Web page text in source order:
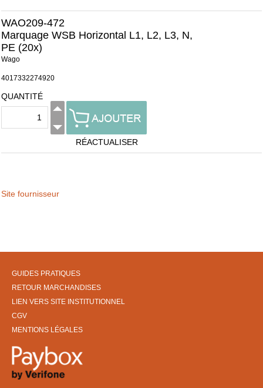
WAO209-472
Marquage WSB Horizontal L1, L2, L3, N,
PE (20x)
Wago
4017332274920
QUANTITÉ
RÉACTUALISER
Site fournisseur
GUIDES PRATIQUES
RETOUR MARCHANDISES
LIEN VERS SITE INSTITUTIONNEL
CGV
MENTIONS LÉGALES